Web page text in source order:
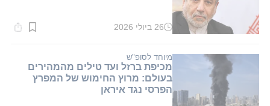
זמן
דקות.
26 ביולי 2026
מיוחד לסופ"ש
מכיפת ברזל ועד טילים מהמהירים
בעולם: מרוץ החימוש של המפרץ
הפרסי נגד איראן